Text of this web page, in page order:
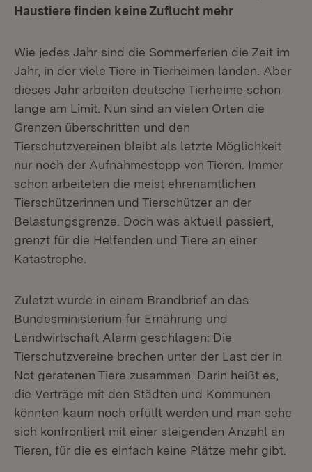
Haustiere finden keine Zuflucht mehr
Wie jedes Jahr sind die Sommerferien die Zeit im
Jahr, in der viele Tiere in Tierheimen landen. Aber
dieses Jahr arbeiten deutsche Tierheime schon
lange am Limit. Nun sind an vielen Orten die
Grenzen überschritten und den
Tierschutzvereinen bleibt als letzte Möglichkeit
nur noch der Aufnahmestopp von Tieren. Immer
schon arbeiteten die meist ehrenamtlichen
Tierschützerinnen und Tierschützer an der
Belastungsgrenze. Doch was aktuell passiert,
grenzt für die Helfenden und Tiere an einer
Katastrophe.
Zuletzt wurde in einem Brandbrief an das
Bundesministerium für Ernährung und
Landwirtschaft Alarm geschlagen: Die
Tierschutzvereine brechen unter der Last der in
Not geratenen Tiere zusammen. Darin heißt es,
die Verträge mit den Städten und Kommunen
könnten kaum noch erfüllt werden und man sehe
sich konfrontiert mit einer steigenden Anzahl an
Tieren, für die es einfach keine Plätze mehr gibt.